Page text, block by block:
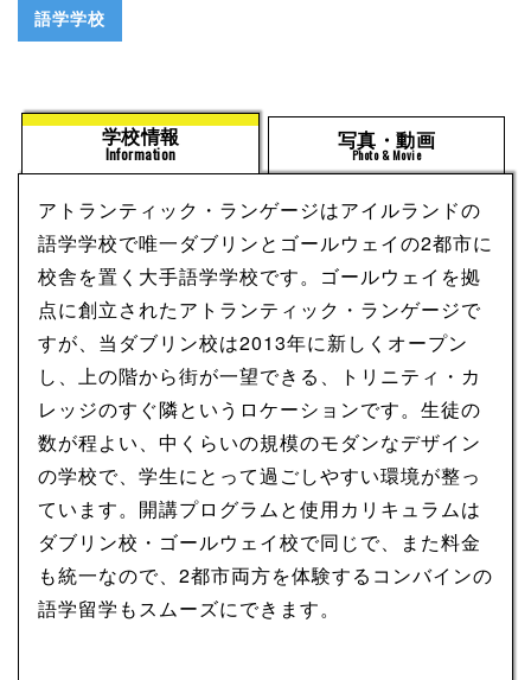
語学学校
学校情報
Information
写真・動画
Photo & Movie
アトランティック・ランゲージはアイルランドの
語学学校で唯一ダブリンとゴールウェイの2都市に
校舎を置く大手語学学校です。ゴールウェイを拠
点に創立されたアトランティック・ランゲージで
すが、当ダブリン校は2013年に新しくオープン
し、上の階から街が一望できる、トリニティ・カ
レッジのすぐ隣というロケーションです。生徒の
数が程よい、中くらいの規模のモダンなデザイン
の学校で、学生にとって過ごしやすい環境が整っ
ています。開講プログラムと使用カリキュラムは
ダブリン校・ゴールウェイ校で同じで、また料金
も統一なので、2都市両方を体験するコンバインの
語学留学もスムーズにできます。